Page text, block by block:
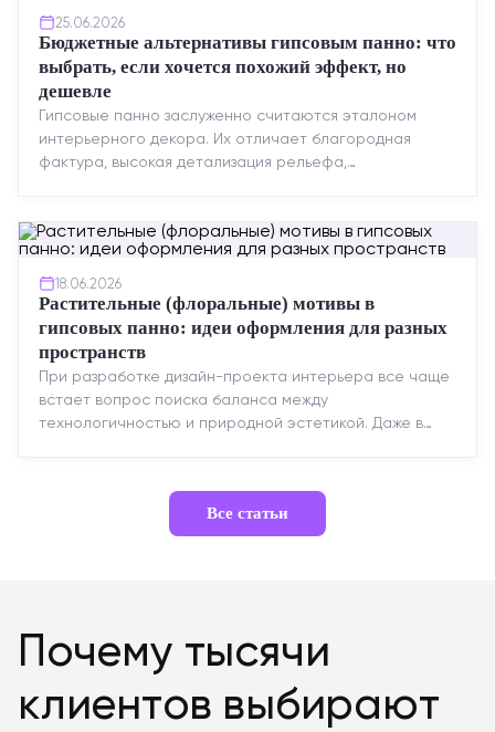
25.06.2026
Бюджетные альтернативы гипсовым панно: что
выбрать, если хочется похожий эффект, но
дешевле
Гипсовые панно заслуженно считаются эталоном
интерьерного декора. Их отличает благородная
фактура, высокая детализация рельефа,
18.06.2026
Растительные (флоральные) мотивы в
гипсовых панно: идеи оформления для разных
пространств
При разработке дизайн-проекта интерьера все чаще
встает вопрос поиска баланса между
технологичностью и природной эстетикой. Даже в
Все статьи
Почему тысячи
клиентов выбирают